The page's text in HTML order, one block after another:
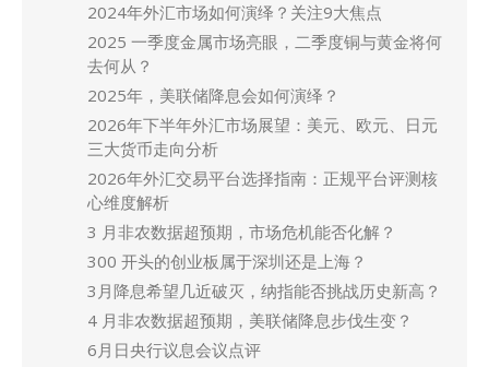
2024年外汇市场如何演绎？关注9大焦点
2025 一季度金属市场亮眼，二季度铜与黄金将何
去何从？
2025年，美联储降息会如何演绎？
2026年下半年外汇市场展望：美元、欧元、日元
三大货币走向分析
2026年外汇交易平台选择指南：正规平台评测核
心维度解析
3 月非农数据超预期，市场危机能否化解？
300 开头的创业板属于深圳还是上海？
3月降息希望几近破灭，纳指能否挑战历史新高？
4 月非农数据超预期，美联储降息步伐生变？
6月日央行议息会议点评